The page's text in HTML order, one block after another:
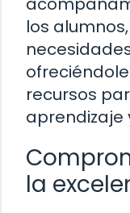
los
recursos
aprendizaje
la